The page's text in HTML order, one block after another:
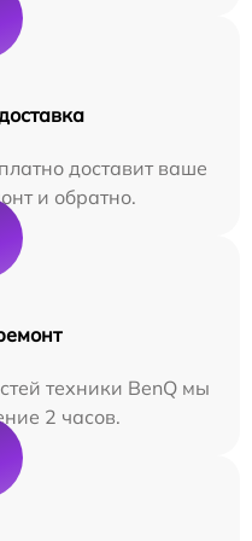
доставит ваше
и обратно.
техники BenQ мы
2 часов.